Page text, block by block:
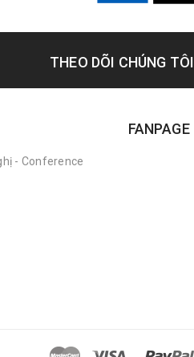
THEO DÕI CHÚNG TÔI
- Conference
FANPAGE